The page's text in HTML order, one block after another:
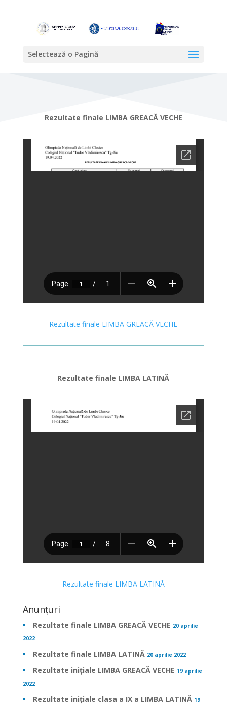
Selectează o Pagină
Rezultate finale LIMBA GREACĂ VECHE
Rezultate finale LIMBA GREACĂ VECHE
Rezultate finale LIMBA LATINĂ
Rezultate finale LIMBA LATINĂ
Anunțuri
Rezultate finale LIMBA GREACĂ VECHE 20 aprilie
2022
Rezultate finale LIMBA LATINĂ 20 aprilie 2022
Rezultate inițiale LIMBA GREACĂ VECHE 19 aprilie
2022
Rezultate inițiale clasa a IX a LIMBA LATINĂ 19